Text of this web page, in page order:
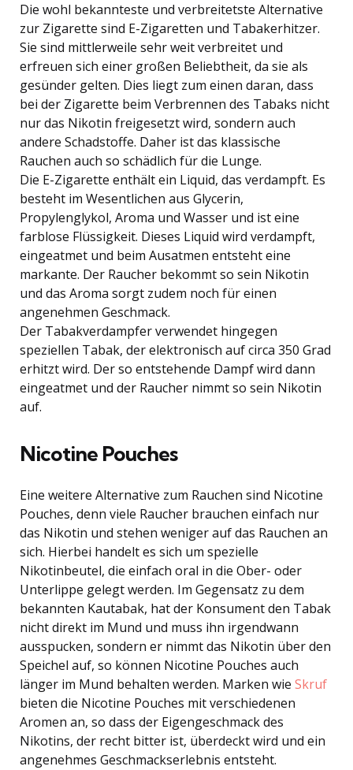
Die wohl bekannteste und verbreitetste Alternative
zur Zigarette sind E-Zigaretten und Tabakerhitzer.
Sie sind mittlerweile sehr weit verbreitet und
erfreuen sich einer großen Beliebtheit, da sie als
gesünder gelten. Dies liegt zum einen daran, dass
bei der Zigarette beim Verbrennen des Tabaks nicht
nur das Nikotin freigesetzt wird, sondern auch
andere Schadstoffe. Daher ist das klassische
Rauchen auch so schädlich für die Lunge.
Die E-Zigarette enthält ein Liquid, das verdampft. Es
besteht im Wesentlichen aus Glycerin,
Propylenglykol, Aroma und Wasser und ist eine
farblose Flüssigkeit. Dieses Liquid wird verdampft,
eingeatmet und beim Ausatmen entsteht eine
markante. Der Raucher bekommt so sein Nikotin
und das Aroma sorgt zudem noch für einen
angenehmen Geschmack.
Der Tabakverdampfer verwendet hingegen
speziellen Tabak, der elektronisch auf circa 350 Grad
erhitzt wird. Der so entstehende Dampf wird dann
eingeatmet und der Raucher nimmt so sein Nikotin
auf.
Nicotine Pouches
Eine weitere Alternative zum Rauchen sind Nicotine
Pouches, denn viele Raucher brauchen einfach nur
das Nikotin und stehen weniger auf das Rauchen an
sich. Hierbei handelt es sich um spezielle
Nikotinbeutel, die einfach oral in die Ober- oder
Unterlippe gelegt werden. Im Gegensatz zu dem
bekannten Kautabak, hat der Konsument den Tabak
nicht direkt im Mund und muss ihn irgendwann
ausspucken, sondern er nimmt das Nikotin über den
Speichel auf, so können Nicotine Pouches auch
länger im Mund behalten werden. Marken wie Skruf
bieten die Nicotine Pouches mit verschiedenen
Aromen an, so dass der Eigengeschmack des
Nikotins, der recht bitter ist, überdeckt wird und ein
angenehmes Geschmackserlebnis entsteht.